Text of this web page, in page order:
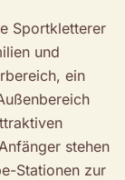
Sportkletterer
und
ein
stehen
Stationen zur